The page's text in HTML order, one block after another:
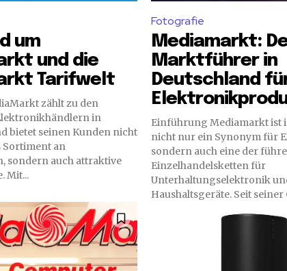
um
und die
Tarifwelt
zählt zu den
in
bietet seinen Kunden nicht
Sortiment an
sondern auch attraktive
Mit...
Fotografie
Mediamarkt:
Marktführer in
Deutschland
Einführung Mediamarkt ist
nicht nur ein Synonym für
sondern auch eine der
Einzelhandelsketten für
Unterhaltungselektronik
Haushaltsgeräte. Seit